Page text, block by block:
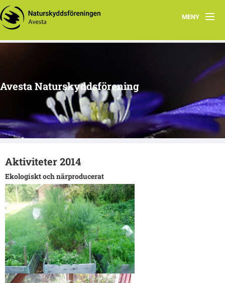
MENY
Hem
Om oss
Tidigare aktiviteter
Naturtips i Avesta
Avesta Naturskyddsförening
Aktiviteter 2014
Ekologiskt och närproducerat